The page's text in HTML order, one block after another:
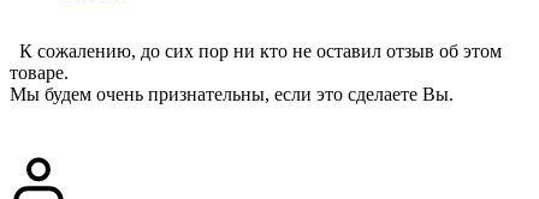
К сожалению, до сих пор ни кто не оставил отзыв об этом
товаре.
Мы будем очень признательны, если это сделаете Вы.